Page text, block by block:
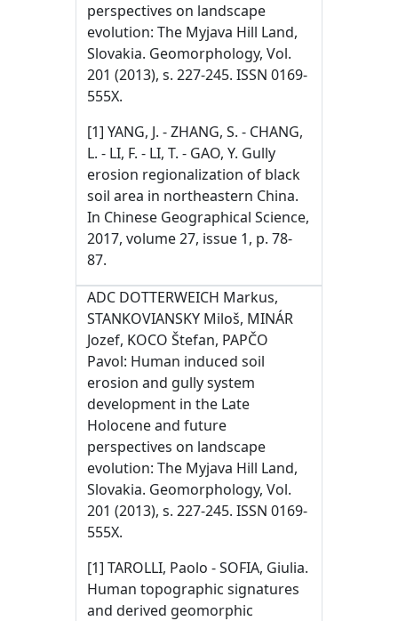
perspectives on landscape
evolution: The Myjava Hill Land,
Slovakia. Geomorphology, Vol.
201 (2013), s. 227-245. ISSN 0169-
555X.
[1] YANG, J. - ZHANG, S. - CHANG,
L. - LI, F. - LI, T. - GAO, Y. Gully
erosion regionalization of black
soil area in northeastern China.
In Chinese Geographical Science,
2017, volume 27, issue 1, p. 78-
87.
ADC DOTTERWEICH Markus,
STANKOVIANSKY Miloš, MINÁR
Jozef, KOCO Štefan, PAPČO
Pavol: Human induced soil
erosion and gully system
development in the Late
Holocene and future
perspectives on landscape
evolution: The Myjava Hill Land,
Slovakia. Geomorphology, Vol.
201 (2013), s. 227-245. ISSN 0169-
555X.
[1] TAROLLI, Paolo - SOFIA, Giulia.
Human topographic signatures
and derived geomorphic